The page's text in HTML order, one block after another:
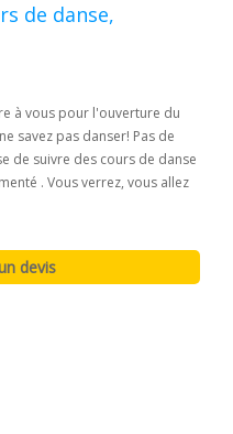
de danse,
à vous pour l'ouverture du
savez pas danser! Pas de
de suivre des cours de danse
. Vous verrez, vous allez